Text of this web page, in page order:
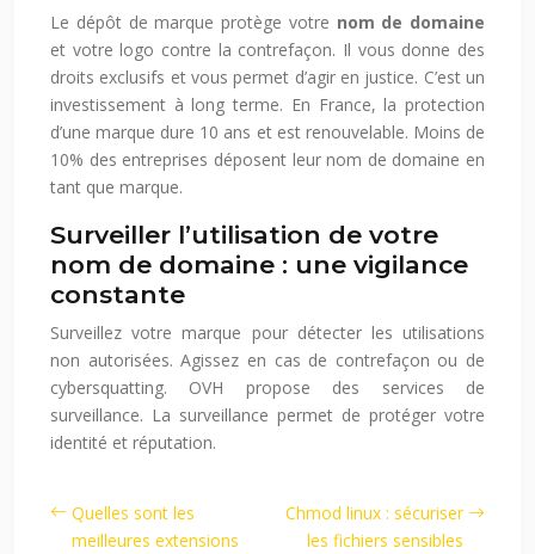
Le dépôt de marque protège votre nom de domaine
et votre logo contre la contrefaçon. Il vous donne des
droits exclusifs et vous permet d’agir en justice. C’est un
investissement à long terme. En France, la protection
d’une marque dure 10 ans et est renouvelable. Moins de
10% des entreprises déposent leur nom de domaine en
tant que marque.
Surveiller l’utilisation de votre
nom de domaine : une vigilance
constante
Surveillez votre marque pour détecter les utilisations
non autorisées. Agissez en cas de contrefaçon ou de
cybersquatting. OVH propose des services de
surveillance. La surveillance permet de protéger votre
identité et réputation.
Quelles sont les
meilleures extensions
Chmod linux : sécuriser
les fichiers sensibles